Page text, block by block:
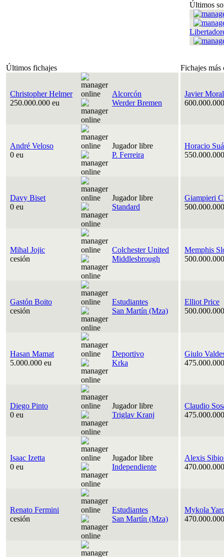
Últimos
Últimos fichajes Fichajes más
Christopher Helmer
250.000.000 eu
Alcorcón
Werder Bremen
Javier
André Veloso
0 eu
Jugador libre
P. Ferreira
Horacio
Davy Biset
0 eu
Jugador libre
Standard
Giampieri
Mihal Jojic
cesión
Colchester United
Middlesbrough
Memphis
Gastón Boito
cesión
Estudiantes
San Martín (Mza)
Elliot Price
Hasan Mamat
5.000.000 eu
Deportivo
Krka
Giulo
Diego Pinto
0 eu
Jugador libre
Triglav Kranj
Claudio
Isaac Izetta
0 eu
Jugador libre
Independiente
Alexis
Renato Fermini
cesión
Estudiantes
San Martín (Mza)
Mykola